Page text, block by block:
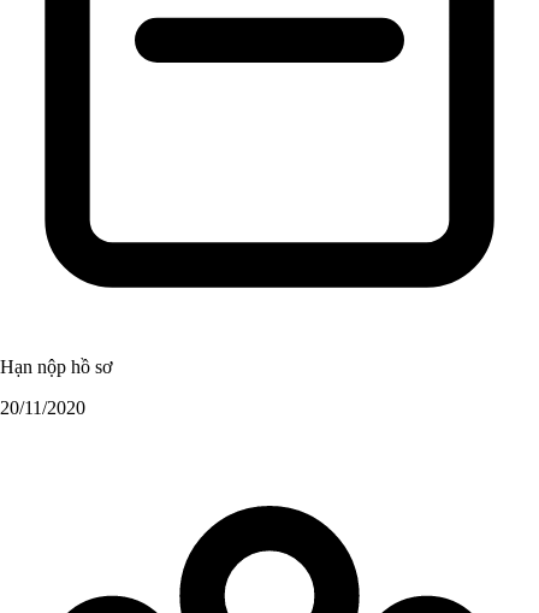
Hạn nộp hồ sơ
20/11/2020